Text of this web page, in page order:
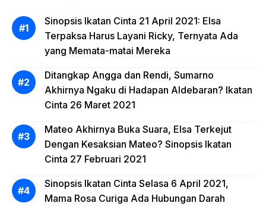
Sinopsis Ikatan Cinta 21 April 2021: Elsa
Terpaksa Harus Layani Ricky, Ternyata Ada
yang Memata-matai Mereka
Ditangkap Angga dan Rendi, Sumarno
Akhirnya Ngaku di Hadapan Aldebaran? Ikatan
Cinta 26 Maret 2021
Mateo Akhirnya Buka Suara, Elsa Terkejut
Dengan Kesaksian Mateo? Sinopsis Ikatan
Cinta 27 Februari 2021
Sinopsis Ikatan Cinta Selasa 6 April 2021,
Mama Rosa Curiga Ada Hubungan Darah